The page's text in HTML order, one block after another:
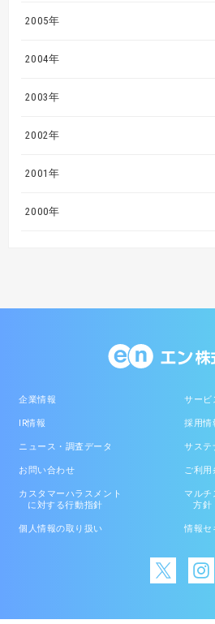
2005年
2004年
2003年
2002年
2001年
2000年
企業情報 サービ
IR情報 採用情
ニュース・調査データ サステ
お問い合わせ ご利用
カスタマーハラスメント
に対する行動指針
マルチ
方針
個人情報の取り扱い 情報セ